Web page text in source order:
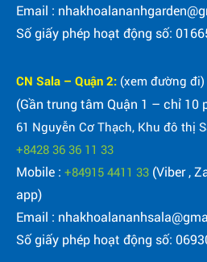
Email :
Số giấy phép hoạt động số:
CN Sala – Quận 2: (xem đường đi)
(Gần trung tâm Quận 1 – chỉ 10
61 Nguyễn Cơ Thạch, Khu đô thị
+8428 36 36 11 33
Mobile : +84915 4411 33 (Viber ,
app)
Email :
Số giấy phép hoạt động số: